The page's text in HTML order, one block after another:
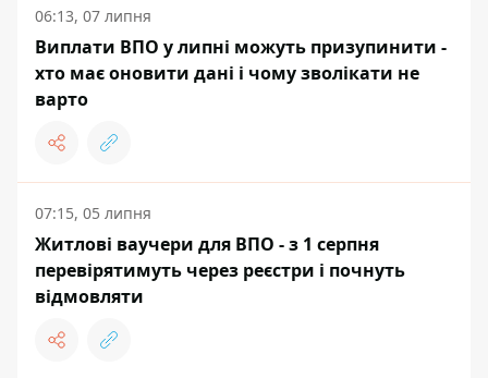
06:13, 07 липня
Виплати ВПО у липні можуть призупинити -
хто має оновити дані і чому зволікати не
варто
07:15, 05 липня
Житлові ваучери для ВПО - з 1 серпня
перевірятимуть через реєстри і почнуть
відмовляти